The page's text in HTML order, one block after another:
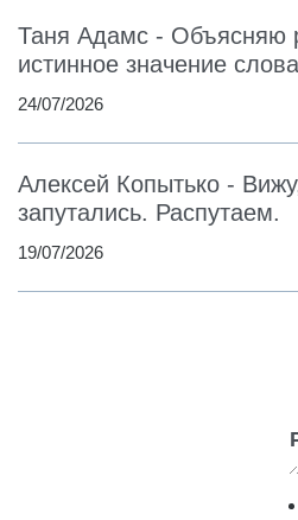
Таня Адамс - Объясняю
истинное значение
24/07/2026
Алексей Копытько -
запутались. Распутаем.
19/07/2026